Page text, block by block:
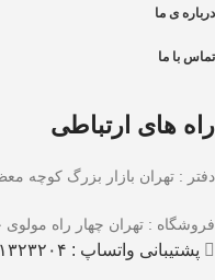
درباره ی ما
تماس با ما
راه های ارتباطی
دفتر : تهران بازار بزرگ کوچه
فروشگاه : تهران چهار راه
پشتیبانی واتساپ : ۰۹۳۷۱۳۲۳۲۰۴